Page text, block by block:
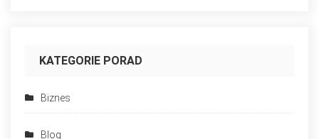
KATEGORIE PORAD
Biznes
Blog